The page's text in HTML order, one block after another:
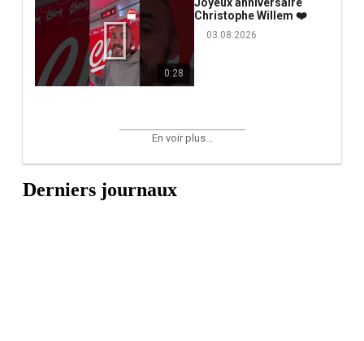
0:28
Joyeux anniversaire
Christophe Willem ❤️
03.08.2026
En voir plus...
Derniers journaux